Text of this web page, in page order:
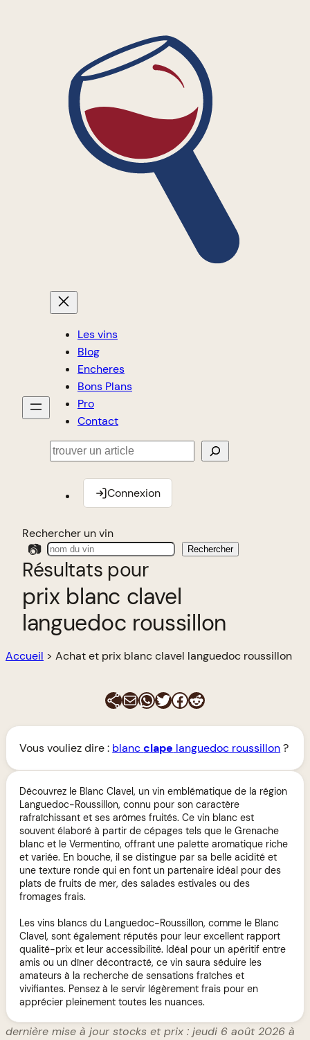
Les vins
Blog
Encheres
Bons Plans
Pro
Contact
Rechercher
Connexion
Rechercher un vin
📷 Rechercher
Résultats pour
prix blanc clavel
languedoc roussillon
Accueil > Achat et prix blanc clavel languedoc roussillon
E-mailWhatsApp
Twitter
Facebook
Reddit
Vous vouliez dire : blancclape languedoc roussillon?
Découvrez le Blanc Clavel, un vin emblématique de la région
Languedoc-Roussillon, connu pour son caractère
rafraîchissant et ses arômes fruités. Ce vin blanc est
souvent élaboré à partir de cépages tels que le Grenache
blanc et le Vermentino, offrant une palette aromatique riche
et variée. En bouche, il se distingue par sa belle acidité et
une texture ronde qui en font un partenaire idéal pour des
plats de fruits de mer, des salades estivales ou des
fromages frais.
Les vins blancs du Languedoc-Roussillon, comme le Blanc
Clavel, sont également réputés pour leur excellent rapport
qualité-prix et leur accessibilité. Idéal pour un apéritif entre
amis ou un dîner décontracté, ce vin saura séduire les
amateurs à la recherche de sensations fraîches et
vivifiantes. Pensez à le servir légèrement frais pour en
apprécier pleinement toutes les nuances.
dernière mise à jour stocks et prix : jeudi 6 août 2026 à